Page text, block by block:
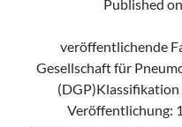
Published on
veröffentlichende
Gesellschaft für
Veröffentlichung: